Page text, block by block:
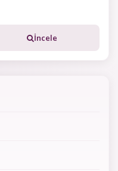
İncele